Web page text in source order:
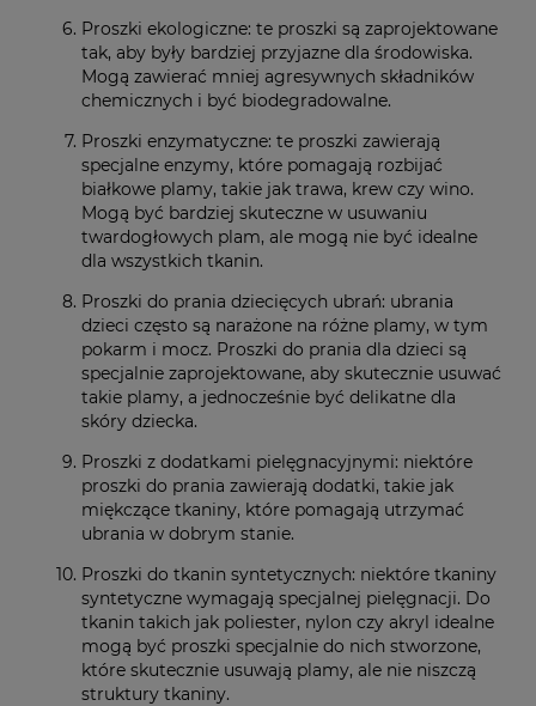
Proszki ekologiczne: te proszki są zaprojektowane
tak, aby były bardziej przyjazne dla środowiska.
Mogą zawierać mniej agresywnych składników
chemicznych i być biodegradowalne.
Proszki enzymatyczne: te proszki zawierają
specjalne enzymy, które pomagają rozbijać
białkowe plamy, takie jak trawa, krew czy wino.
Mogą być bardziej skuteczne w usuwaniu
twardogłowych plam, ale mogą nie być idealne
dla wszystkich tkanin.
Proszki do prania dziecięcych ubrań: ubrania
dzieci często są narażone na różne plamy, w tym
pokarm i mocz. Proszki do prania dla dzieci są
specjalnie zaprojektowane, aby skutecznie usuwać
takie plamy, a jednocześnie być delikatne dla
skóry dziecka.
Proszki z dodatkami pielęgnacyjnymi: niektóre
proszki do prania zawierają dodatki, takie jak
miękczące tkaniny, które pomagają utrzymać
ubrania w dobrym stanie.
Proszki do tkanin syntetycznych: niektóre tkaniny
syntetyczne wymagają specjalnej pielęgnacji. Do
tkanin takich jak poliester, nylon czy akryl idealne
mogą być proszki specjalnie do nich stworzone,
które skutecznie usuwają plamy, ale nie niszczą
struktury tkaniny.